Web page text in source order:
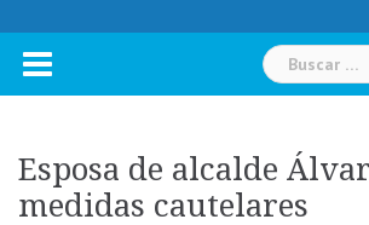
Buscar:
Esposa de alcalde
medidas cautelares